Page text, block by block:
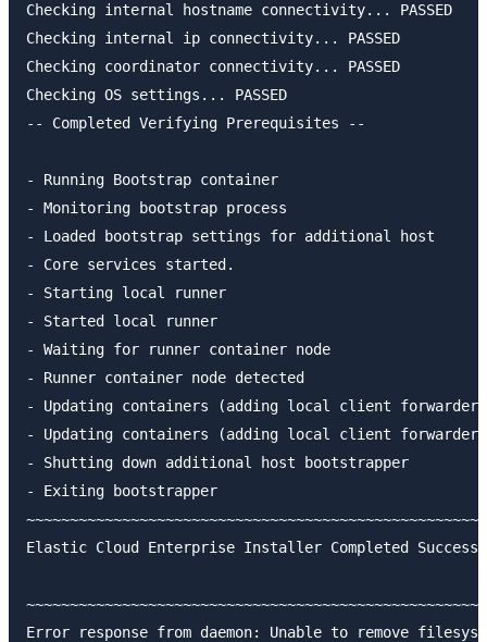
Checking internal hostname connectivity... PASSED
Checking internal ip connectivity... PASSED
Checking coordinator connectivity... PASSED
Checking OS settings... PASSED
-- Completed Verifying Prerequisites --
- Running Bootstrap container
- Monitoring bootstrap process
- Loaded bootstrap settings for additional host
- Core services started.
- Starting local runner
- Started local runner
- Waiting for runner container node
- Runner container node detected
- Updating containers (adding local client forwarder
- Updating containers (adding local client forwarder
- Shutting down additional host bootstrapper
- Exiting bootstrapper
Elastic Cloud Enterprise Installer Completed